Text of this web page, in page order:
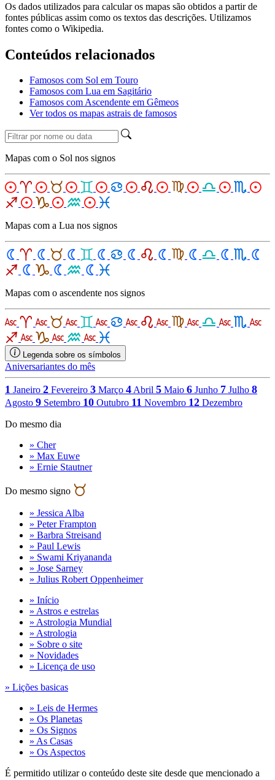
Os dados utilizados para calcular os mapas são obtidos a partir de
fontes públicas assim como os textos das descrições. Utilizamos
fontes como o Wikipedia.
Conteúdos relacionados
Famosos com Sol em Touro
Famosos com Lua em Sagitário
Famosos com Ascendente em Gêmeos
Ver todos os mapas astrais de famosos
Mapas com o Sol nos signos
Mapas com a Lua nos signos
Mapas com o ascendente nos signos
Legenda sobre os símbolos
Aniversariantes do mês
1 Janeiro 2 Fevereiro 3 Março 4Abril 5 Maio 6 Junho 7 Julho 8
Agosto 9 Setembro 10 Outubro 11 Novembro 12 Dezembro
Do mesmo dia
» Cher
» Max Euwe
» Ernie Stautner
Do mesmo signo
» Jessica Alba
» Peter Frampton
» Barbra Streisand
» Paul Lewis
» Swami Kriyananda
» Jose Sarney
» Julius Robert Oppenheimer
» Início
» Astros e estrelas
» Astrologia Mundial
» Astrologia
» Sobre o site
» Novidades
» Licença de uso
» Lições basicas
» Leis de Hermes
» Os Planetas
» Os Signos
» As Casas
» Os Aspectos
É permitido utilizar o conteúdo deste site desde que mencionado a